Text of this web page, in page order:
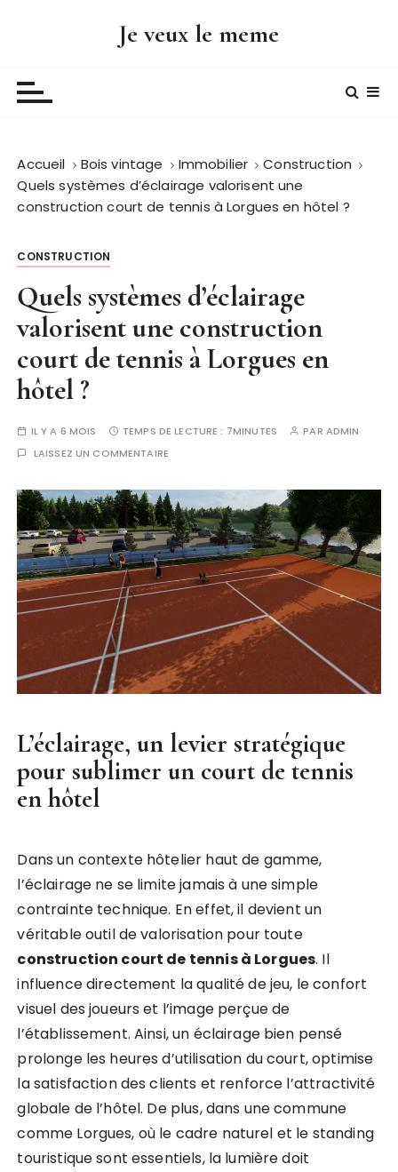
Je veux le meme
Accueil Bois vintage Immobilier
Construction
Quels systèmes d’éclairage valorisent une
construction court de tennis à Lorgues en hôtel ?
CONSTRUCTION
Quels systèmes d’éclairage
valorisent une construction
court de tennis à Lorgues en
hôtel ?
IL Y A 6 MOIS TEMPS DE LECTURE : 7MINUTES PAR ADMIN
LAISSEZ UN COMMENTAIRE
L’éclairage, un levier stratégique
pour sublimer un court de tennis
en hôtel
Dans un contexte hôtelier haut de gamme,
l’éclairage ne se limite jamais à une simple
contrainte technique. En effet, il devient un
véritable outil de valorisation pour toute
construction court de tennis à Lorgues. Il
influence directement la qualité de jeu, le confort
visuel des joueurs et l’image perçue de
l’établissement. Ainsi, un éclairage bien pensé
prolonge les heures d’utilisation du court, optimise
la satisfaction des clients et renforce l’attractivité
globale de l’hôtel. De plus, dans une commune
comme Lorgues, où le cadre naturel et le standing
touristique sont essentiels, la lumière doit